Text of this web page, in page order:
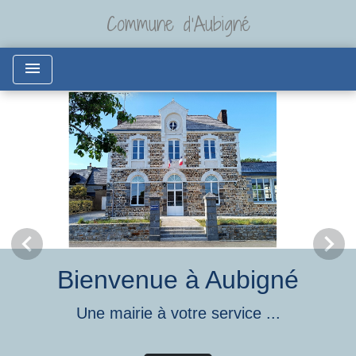
Commune d'Aubigné
menu
Bienvenue à Aubigné
Une mairie à votre service ...
chevron_leftPrevious chevron_right
Next